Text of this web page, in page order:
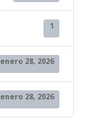
1
enero 28, 2026
enero 28, 2026